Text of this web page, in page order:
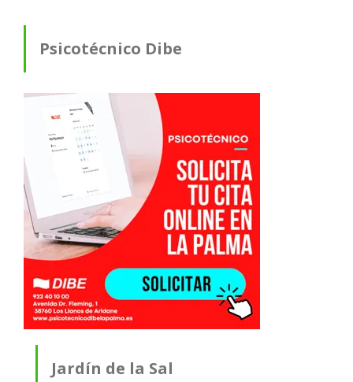
Psicotécnico Dibe
Jardín de la Sal